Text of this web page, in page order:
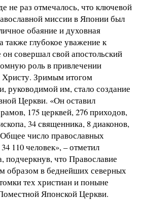
не раз отмечалось, что ключевой
миссии в Японии был
обаяние и духовная
также глубокое уважение к
он совершал свой апостольский
роль в привлечении
Христу. Зримым итогом
руководимой им, стало создание
Церкви. «Он оставил
175 церквей, 276 приходов,
34 священника, 8 диаконов,
число православных
110 человек», – отметил
подчеркнув, что Православие
образом в беднейших северных
тех христиан и поныне
Японской Церкви.